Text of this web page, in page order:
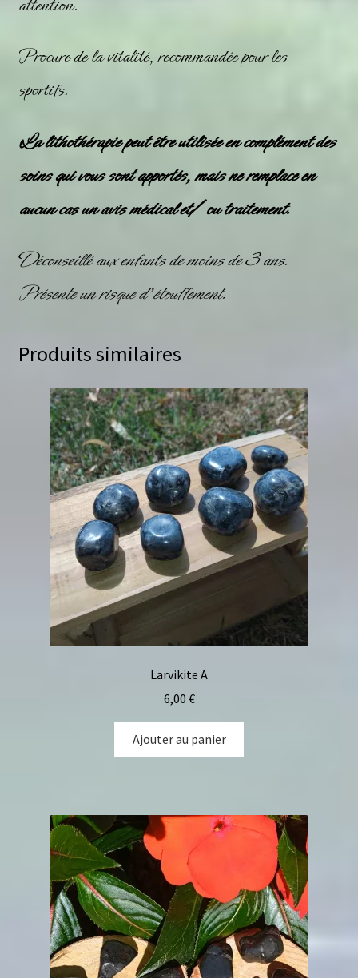
Procure de la vitalité, recommandée pour les
sportifs.
Lalithothérapiepeut être utilisée en complément des
soins qui vous sont apportés, mais ne remplace en
aucun cas un avis médical et/ ou traitement.
Déconseillé aux enfants de moins de 3 ans.
Présente un risque d’étouffement.
Produits similaires
Larvikite A
6,00 €
Ajouter au panier